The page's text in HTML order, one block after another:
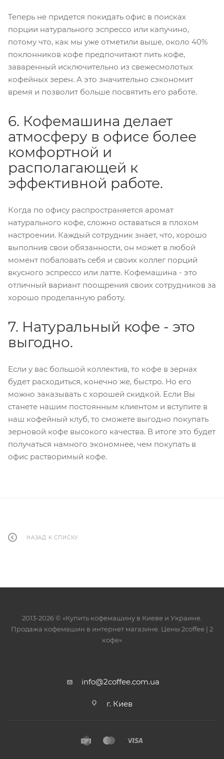
Теперь не придется покидать офис в поисках
порции натурального эспрессо или капучино,
потому что, как мы уже отметили выше, около 40%
поклонников кофе предпочитают пить кофе,
заваренный исключительно из свежесмолотых
кофейных зерен. А это значительно сэкономит
время и позволит больше посвятить его работе.
6. Кофемашина делает
атмосферу в офисе более
комфортной и
располагающей к
эффективной работе.
Когда по офису распространяется аромат
натурального кофе, сложно оставаться в плохом
настроении. Каждый сотрудник знает, что, хорошо
выполнив свои обязанности, он может в любой
момент побаловать себя и своих коллег порций
вкусного эспрессо или латте. Кофемашина - это
отличный вариант поощрения своих сотрудников за
хорошо проделанную работу.
7. Натуральный кофе - это
выгодно.
Если у вас большой коллектив, то кофе в зернах
будет расходиться, конечно же, быстро. Но его
можно заказывать с хорошей скидкой. Если Вы
станете нашим постоянным клиентом и вступите в
наш кофейный клуб, то сможете выгодно покупать
зерновой кофе высокого качества. В итоге это будет
получаться намного экономнее, чем покупать в
офис растворимый кофе.
НАЗАД К СПИСКУ
2013-2026 © «Купить кофемашину в Киеве и Украине.
Продажа кофемашин в интернет магазине. Цены 2сoffee | 2
кофе»
info@2coffee.com.ua
г. Киев